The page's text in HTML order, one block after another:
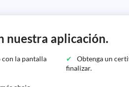
nuestra aplicación.
con la pantalla
Obtenga un
finalizar.